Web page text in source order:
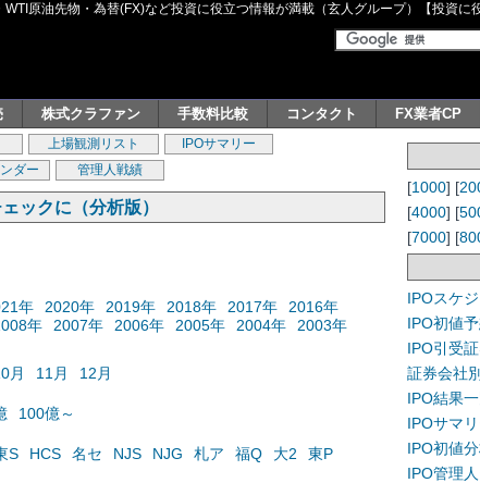
原油先物・為替(FX)など投資に役立つ情報が満載（玄人グループ）【投資に
株式クラファン 手数料比較 コンタクト FX業者CP
上場観測リスト
IPOサマリー
ダー 管理人戦績
ックに（分析版）
年 2020年 2019年 2018年 2017年
2016年
年 2007年 2006年 2005年 2004年
2003年
月 11月 12月
100億～
S HCS 名セ NJS NJG 札ア 福Q 大2
東P
[1000] [
[4000] [
[7000] [
IPOスケ
IPO初値
IPO引受
証券会社
IPO結果
IPOサマ
IPO初値
IPO管理